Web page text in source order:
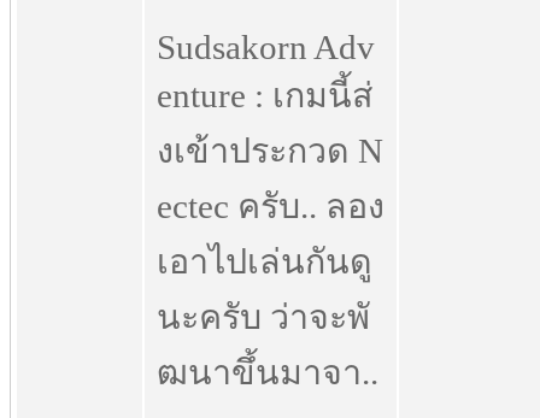
Sudsakorn Adv
enture : เกมนี้ส่
งเข้าประกวด N
ectec ครับ.. ลอง
เอาไปเล่นกันดู
นะครับ ว่าจะพั
ฒนาขึ้นมาจา..